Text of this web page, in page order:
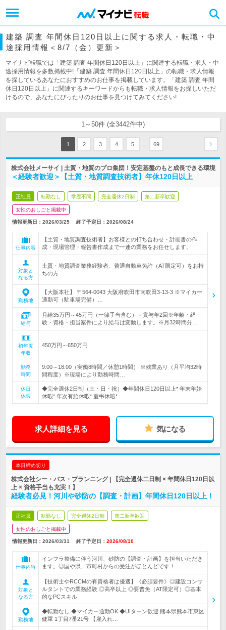
建築 調査 年間休日120日以上に関する求人・転職・中
途採用情報＜8/7（金）更新＞
マイナビ転職では「建築 調査 年間休日120日以上」に関連する転職・求人・中
途採用情報を多数掲載中!「建築 調査 年間休日120日以上」の転職・求人情報
を探しているあなたにおすすめのお仕事を掲載しています。「建築 調査 年間
休日120日以上」に関連するキーワードからも転職・求人情報をお探しいただ
けるので、あなたにぴったりのお仕事を見つけてみてください!
1～50件 (全3442件中)
1 2 3 4 5 69
株式会社メーサイ | 土質・地質のプロ集団！安定基盤のもと成長できる環境
＜経験者歓迎＞【土質・地質調査技術者】年休120日以上
正社員 転勤なし 学歴不問 完全週休2日制 第二新卒歓迎
女性のおしごと掲載中
情報更新日：2026/03/25 終了予定日： 2026/08/24
仕事内容
【土質・地質調査技術者】お客様との打ち合わせ・計画書の作
成・現場管理・報告書作成まで一連の業務をお任せします。
対象と
なる方
土質・地質調査業務経験者、普通自動車免許（AT限定可）をお持
ちの方
勤務地
【大阪本社】 〒564-0043 大阪府吹田市南吹田3-13-3 ※マイカー
通勤可（駐車場完備）…
給与
月給35万円～45万円（一律手当含む）＋賞与年2回※年齢・経
験・資格・担当案件により給与は変動します。※月32時間分…
初年度
年収
450万円～650万円
勤務
時間
9:00～18:00（実働8時間／休憩1時間） ※残業あり（月平均32時
間程度）※現場により勤務時間…
休日
休暇
◆完全週休2日制（土・日・祝）◆年間休日120日以上* 年末年始
休暇* 年次有給休暇* 慶弔休暇* …
求人詳細を見る 気になる
本日締め切り
株式会社シー・バス・プランニング | 【完全週休二日制 × 年間休日120日以
上 × 資格手当も充実！】
経験者必見！河川や砂防の【調査・計画】年間休日120日以上！
正社員 転勤なし 完全週休2日制 第二新卒歓迎
女性のおしごと掲載中
情報更新日：2026/03/31 終了予定日： 2026/08/10
仕事内容
インフラ整備に伴う河川、砂防の【調査・計画】を担当いただき
ます。◎国や県、市町村からの受注がほとんどです！
対象と
なる方
【技術士やRCCMの有資格者は優遇】《必須要件》◎建設コンサ
ルタントでの業務経験 ◎高卒以上 ◎要普免（AT限定可）◎基本
的なPCスキル
勤務地
◆転勤なし ◆マイカー通勤OK ◆UIターン歓迎 熊本県熊本市東区
健軍 1丁目7番21号 【雇入れ…